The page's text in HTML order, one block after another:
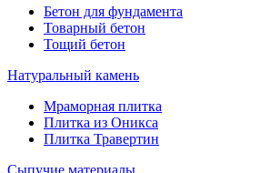
Бетон для фундамента
Товарный бетон
Тощий бетон
Натуральный камень
Мраморная плитка
Плитка из Оникса
Плитка Травертин
Сыпучие материалы